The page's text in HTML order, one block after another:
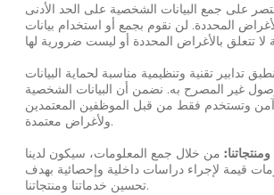
على جمع البيانات الشخصية على الحد الأدنى
المحددة. لن نقوم بجمع أو استخدام بيانات
نطبق تدابير تقنية وتنظيمية مناسبة لحماية البيانات
غير المصرح به. نضمن أن البيانات الشخصية
وتستخدم فقط من قبل الموظفين المعتمدين
ولأغراض معتمدة.
من خلال جمع المعلومات، سيكون لدينا
قيمة لإجراء دراسات داخلية وإحصائية بهدف
تحسين خدماتنا ومنتجاتنا.